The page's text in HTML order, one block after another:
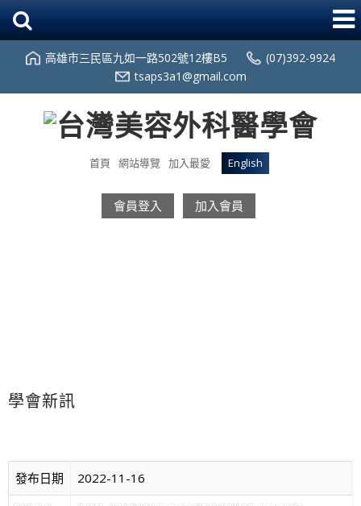
高雄市三民區九如一路502號12樓B5
(07)392-9924
tsaps3a1@gmail.com
首頁 網站導覽 加入最愛 English
會員登入 加入會員
學會新訊
發布日期 2022-11-16